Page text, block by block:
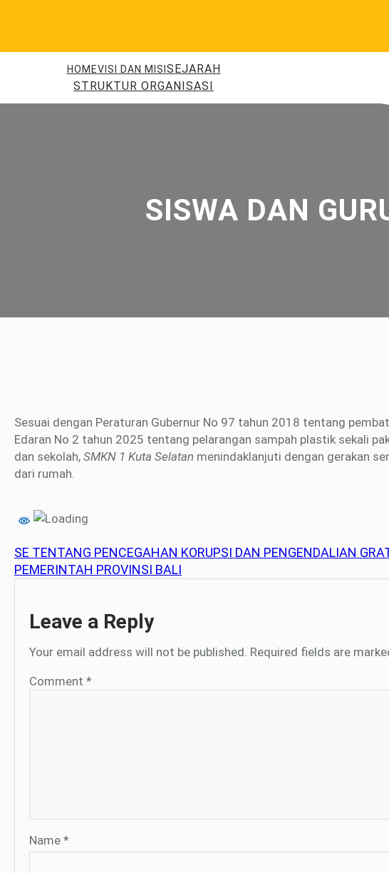
HOMEVISI DAN MISI SEJARAH
STRUKTUR ORGANISASI
SISWA DAN
Sesuai dengan Peraturan Gubernur No 97 tahun 2018 tentang
Edaran No 2 tahun 2025 tentang pelarangan sampah plastik sekali
dan sekolah, SMKN 1 Kuta Selatan menindaklanjuti dengan gerakan
dari rumah.
SE TENTANG PENCEGAHAN KORUPSI DAN PENGENDALIAN
PEMERINTAH PROVINSI BALI
Leave a Reply
Your email address will not be published. Required fields are
Comment *
Name *